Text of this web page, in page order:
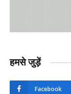
हमसे जुड़ें
Facebook